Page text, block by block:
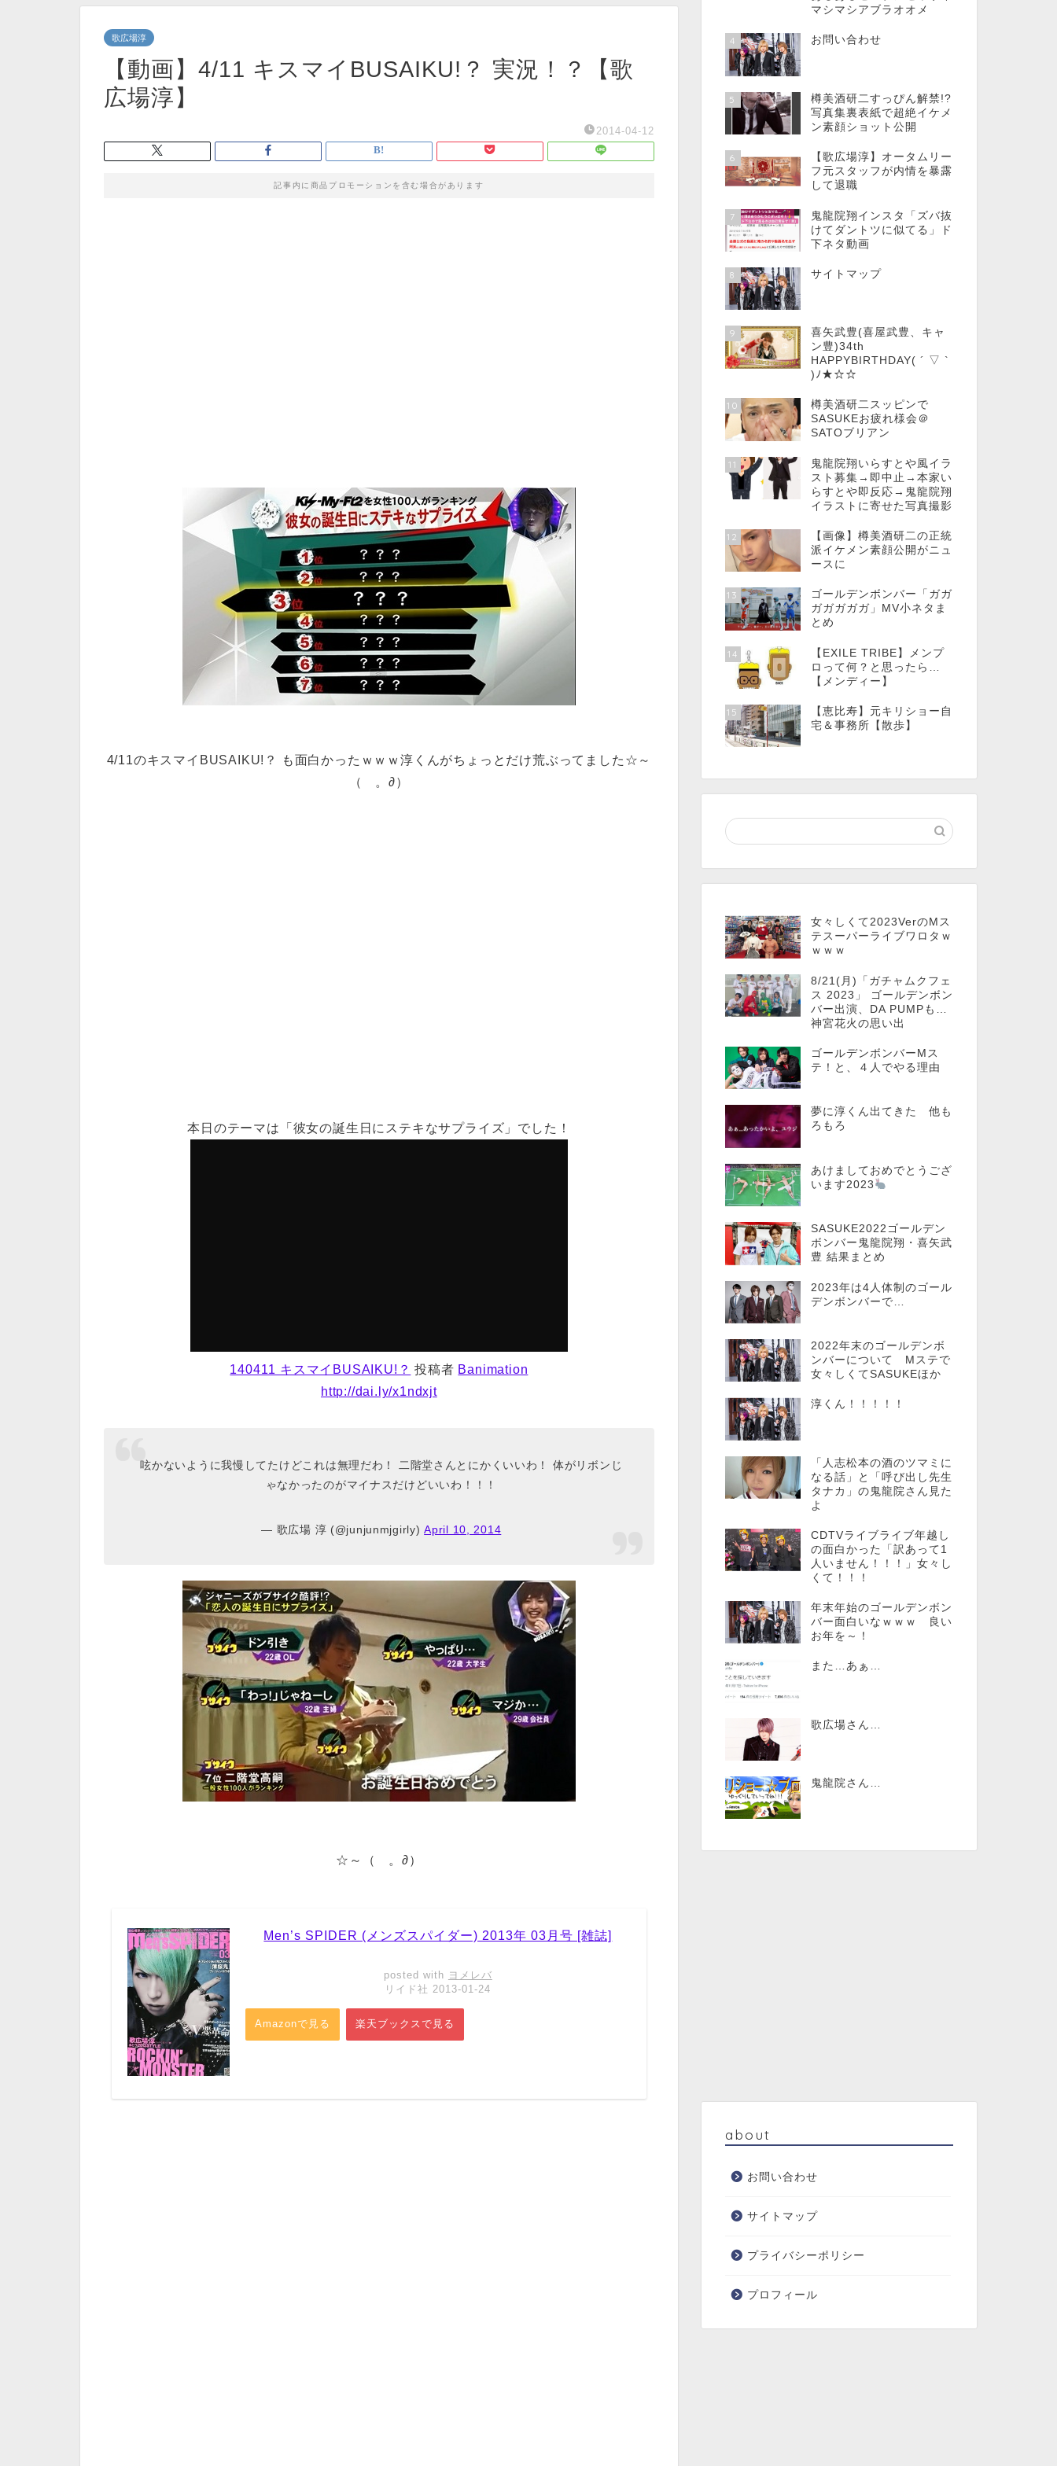
歌広場淳
【動画】4/11 キスマイBUSAIKU!？ 実況！？【歌
広場淳】
2014-04-12
記事内に商品プロモーションを含む場合があります
4/11のキスマイBUSAIKU!？ も面白かったｗｗｗ淳くんがちょっとだけ荒ぶってました☆～
（ゝ。∂）
本日のテーマは「彼女の誕生日にステキなサプライズ」でした！
140411 キスマイBUSAIKU!？ 投稿者 Banimation
http://dai.ly/x1ndxjt
呟かないように我慢してたけどこれは無理だわ！ 二階堂さんとにかくいいわ！ 体がリボンじ
ゃなかったのがマイナスだけどいいわ！！！
— 歌広場 淳 (@junjunmjgirly)April 10, 2014
☆～（ゝ。∂）
Men’s SPIDER (メンズスパイダー) 2013年 03月号 [雑誌]
posted with ヨメレバ
リイド社 2013-01-24
Amazonで見る 楽天ブックスで見る
マシマシアブラオオメ
4 お問い合わせ
5
樽美酒研二すっぴん解禁!?
写真集裏表紙で超絶イケメ
ン素顔ショット公開
6
【歌広場淳】オータムリー
フ元スタッフが内情を暴露
して退職
7
鬼龍院翔インスタ「ズバ抜
けてダントツに似てる」ド
下ネタ動画
8 サイトマップ
9
喜矢武豊(喜屋武豊、キャ
ン豊)34th
HAPPYBIRTHDAY( ´ ▽ `
)ﾉ★☆☆
10
樽美酒研二スッピンで
SASUKEお疲れ様会＠
SATOブリアン
11
鬼龍院翔いらすとや風イラ
スト募集→即中止→本家い
らすとや即反応→鬼龍院翔
イラストに寄せた写真撮影
12
【画像】樽美酒研二の正統
派イケメン素顔公開がニュ
ースに
13
ゴールデンボンバー「ガガ
ガガガガガ」MV小ネタま
とめ
14
【EXILE TRIBE】メンプ
ロって何？と思ったら…
【メンディー】
15
【恵比寿】元キリショー自
宅＆事務所【散歩】
女々しくて2023VerのMス
テスーパーライブワロタｗ
ｗｗｗ
8/21(月)「ガチャムクフェ
ス 2023」 ゴールデンボン
バー出演、DA PUMPも…
神宮花火の思い出
ゴールデンボンバーMス
テ！と、４人でやる理由
夢に淳くん出てきた 他も
ろもろ
あけましておめでとうござ
います2023
SASUKE2022ゴールデン
ボンバー鬼龍院翔・喜矢武
豊 結果まとめ
2023年は4人体制のゴール
デンボンバーで…
2022年末のゴールデンボ
ンバーについて Mステで
女々しくてSASUKEほか
淳くん！！！！！
「人志松本の酒のツマミに
なる話」と「呼び出し先生
タナカ」の鬼龍院さん見た
よ
CDTVライブライブ年越し
の面白かった「訳あって1
人いません！！！」女々し
くて！！！
年末年始のゴールデンボン
バー面白いなｗｗｗ 良い
お年を～！
また…あぁ…
歌広場さん…
鬼龍院さん…
about
お問い合わせ
サイトマップ
プライバシーポリシー
プロフィール